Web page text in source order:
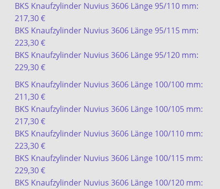
BKS Knaufzylinder Nuvius 3606 Länge 95/110 mm:
217,30 €
BKS Knaufzylinder Nuvius 3606 Länge 95/115 mm:
223,30 €
BKS Knaufzylinder Nuvius 3606 Länge 95/120 mm:
229,30 €
BKS Knaufzylinder Nuvius 3606 Länge 100/100 mm:
211,30 €
BKS Knaufzylinder Nuvius 3606 Länge 100/105 mm:
217,30 €
BKS Knaufzylinder Nuvius 3606 Länge 100/110 mm:
223,30 €
BKS Knaufzylinder Nuvius 3606 Länge 100/115 mm:
229,30 €
BKS Knaufzylinder Nuvius 3606 Länge 100/120 mm: